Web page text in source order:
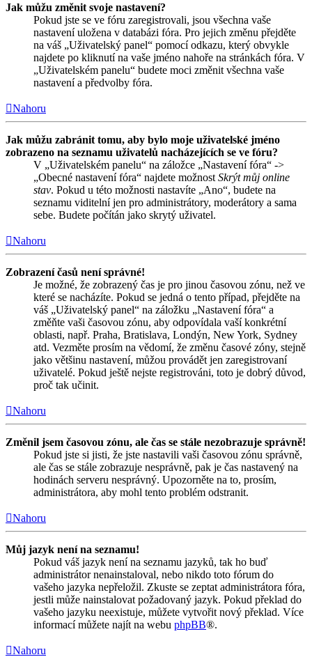
Jak můžu změnit svoje nastavení?
Pokud jste se ve fóru zaregistrovali, jsou všechna vaše
nastavení uložena v databázi fóra. Pro jejich změnu přejděte
na váš „Uživatelský panel“ pomocí odkazu, který obvykle
najdete po kliknutí na vaše jméno nahoře na stránkách fóra. V
„Uživatelském panelu“ budete moci změnit všechna vaše
nastavení a předvolby fóra.
Nahoru
Jak můžu zabránit tomu, aby bylo moje uživatelské jméno
zobrazeno na seznamu uživatelů nacházejících se ve fóru?
V „Uživatelském panelu“ na záložce „Nastavení fóra“ ->
„Obecné nastavení fóra“ najdete možnost Skrýt můj online
stav. Pokud u této možnosti nastavíte „Ano“, budete na
seznamu viditelní jen pro administrátory, moderátory a sama
sebe. Budete počítán jako skrytý uživatel.
Nahoru
Zobrazení časů není správné!
Je možné, že zobrazený čas je pro jinou časovou zónu, než ve
které se nacházíte. Pokud se jedná o tento případ, přejděte na
váš „Uživatelský panel“ na záložku „Nastavení fóra“ a
změňte vaši časovou zónu, aby odpovídala vaší konkrétní
oblasti, např. Praha, Bratislava, Londýn, New York, Sydney
atd. Vezměte prosím na vědomí, že změnu časové zóny, stejně
jako většinu nastavení, můžou provádět jen zaregistrovaní
uživatelé. Pokud ještě nejste registrováni, toto je dobrý důvod,
proč tak učinit.
Nahoru
Změnil jsem časovou zónu, ale čas se stále nezobrazuje správně!
Pokud jste si jisti, že jste nastavili vaši časovou zónu správně,
ale čas se stále zobrazuje nesprávně, pak je čas nastavený na
hodinách serveru nesprávný. Upozorněte na to, prosím,
administrátora, aby mohl tento problém odstranit.
Nahoru
Můj jazyk není na seznamu!
Pokud váš jazyk není na seznamu jazyků, tak ho buď
administrátor nenainstaloval, nebo nikdo toto fórum do
vašeho jazyka nepřeložil. Zkuste se zeptat administrátora fóra,
jestli může nainstalovat požadovaný jazyk. Pokud překlad do
vašeho jazyku neexistuje, můžete vytvořit nový překlad. Více
informací můžete najít na webu phpBB®.
Nahoru